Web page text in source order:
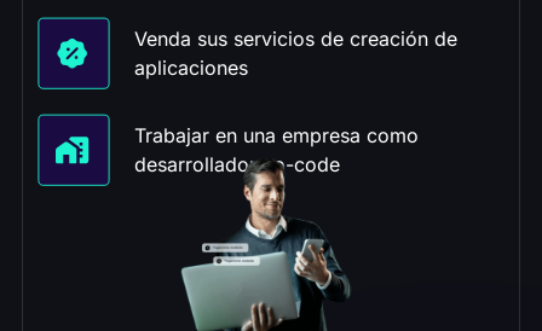
Venda sus servicios de creación de
aplicaciones
Trabajar en una empresa como
desarrollador no-code